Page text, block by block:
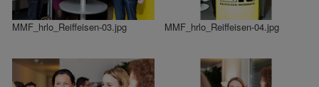
MMF_hrlo_Reiffeisen-03.jpg MMF_hrlo_Reiffeisen-04.jpg